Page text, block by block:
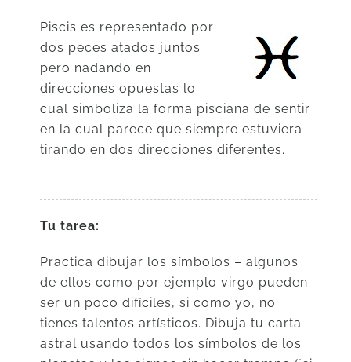
Piscis es representado por
dos peces atados juntos
pero nadando en
direcciones opuestas lo
cual simboliza la forma pisciana de sentir
en la cual parece que siempre estuviera
tirando en dos direcciones diferentes.
Tu tarea:
Practica dibujar los símbolos – algunos
de ellos como por ejemplo virgo pueden
ser un poco difíciles, si como yo, no
tienes talentos artísticos. Dibuja tu carta
astral usando todos los símbolos de los